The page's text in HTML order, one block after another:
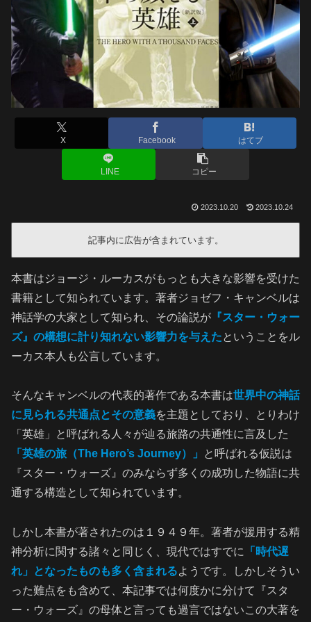
X Facebook はてブ
LINE コピー
2023.10.20 2023.10.24
記事内に広告が含まれています。
本書はジョージ・ルーカスがもっとも大きな影響を受けた
書籍として知られています。著者ジョゼフ・キャンベルは
神話学の大家として知られ、その論説が 『スター・ウォー
ズ』の構想に計り知れない影響力を与えたということをル
ーカス本人も公言しています。
そんなキャンベルの代表的著作である本書は世界中の神話
に見られる共通点とその意義を主題としており、とりわけ
「英雄」と呼ばれる人々が辿る旅路の共通性に言及した
「英雄の旅（The Hero’s Journey）」
と呼ばれる仮説は
『スター・ウォーズ』のみならず多くの成功した物語に共
通する構造として知られています。
しかし本書が著されたのは１９４９年。著者が援用する精
神分析に関する諸々と同じく、現代ではすでに
「時代遅
れ」となったものも多く含まれるようです。しかしそうい
った難点をも含めて、本記事では何度かに分けて『スタ
ー・ウォーズ』の母体と言っても過言ではないこの大著を